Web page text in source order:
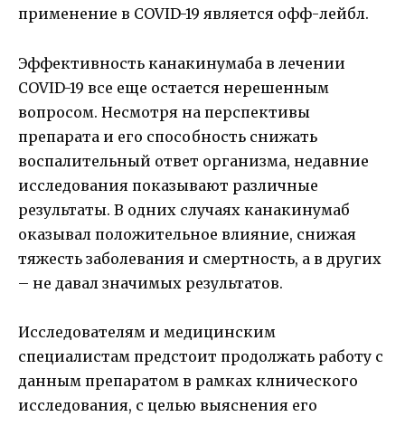
применение в COVID-19 является офф-лейбл.
Эффективность канакинумаба в лечении
COVID-19 все еще остается нерешенным
вопросом. Несмотря на перспективы
препарата и его способность снижать
воспалительный ответ организма, недавние
исследования показывают различные
результаты. В одних случаях канакинумаб
оказывал положительное влияние, снижая
тяжесть заболевания и смертность, а в других
– не давал значимых результатов.
Исследователям и медицинским
специалистам предстоит продолжать работу с
данным препаратом в рамках клнического
исследования, с целью выяснения его